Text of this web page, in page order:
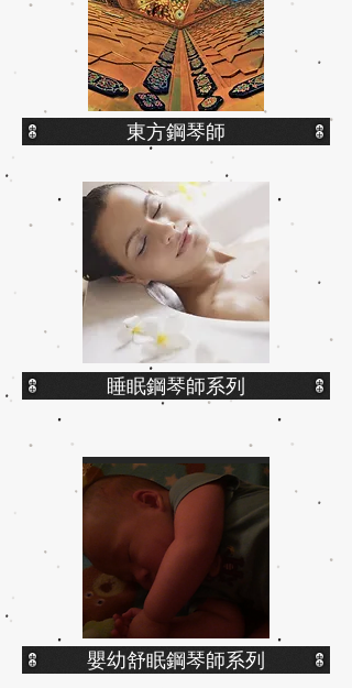
東方鋼琴師
睡眠鋼琴師系列
嬰幼舒眠鋼琴師系列